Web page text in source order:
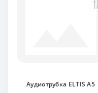
Аудиотрубка ELTIS A5